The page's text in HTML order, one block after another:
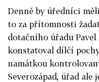
Denně by úředníci
to za přítomnosti
dotačního úřadu
konstatoval dílčí
namátkou
Severozápad, úřad